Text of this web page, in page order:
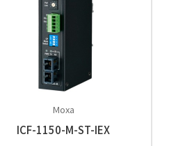
Moxa
ICF-1150-M-ST-IEX